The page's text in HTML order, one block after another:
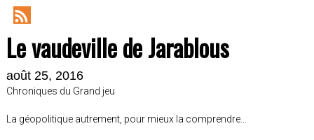
RSS
Le vaudeville de Jarablous
août 25, 2016
Chroniques du Grand jeu
La géopolitique autrement, pour mieux la comprendre…